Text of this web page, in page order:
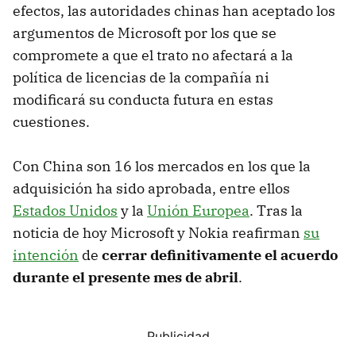
efectos, las autoridades chinas han aceptado los
argumentos de Microsoft por los que se
compromete a que el trato no afectará a la
política de licencias de la compañía ni
modificará su conducta futura en estas
cuestiones.
Con China son 16 los mercados en los que la
adquisición ha sido aprobada, entre ellos
Estados Unidos y la Unión Europea. Tras la
noticia de hoy Microsoft y Nokia reafirman su
intención de cerrar definitivamente el acuerdo
durante el presente mes de abril.